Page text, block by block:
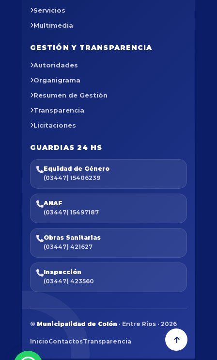
Servicios
Multimedia
GESTIÓN Y TRANSPARENCIA
Autoridades
Organigrama
Resumen de Gestión
Transparencia
Licitaciones
GUARDIAS 24 HS
Equidad de Género
(03447) 15406239
ANAF
(03447) 15497187
Obras Sanitarias
(03447) 421627
Inspección
(03447) 423560
© Municipalidad de Colón · Entre Ríos · 2026
InicioContactosTransparencia